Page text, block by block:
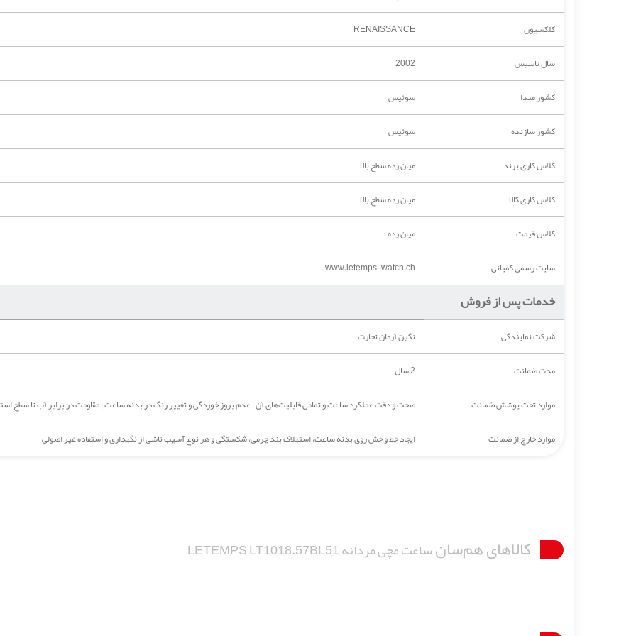
کلکسیون
RENAISSANCE
سال تاسیس
2002
کشور مبدا
سوئیس
کشور سازنده
سوئیس
کلاس کاری برند
میان رده سطح بالا
کلاس کاری کالا
میان رده سطح بالا
کلاس قیمت
میان رده
سایت رسمی کمپانی
www.letemps-watch.ch
خدمات پس از فروش
شرکت نمایندگی
نگین آرمان تجارت
مدت ضمانت
2 سال
موارد تحت پوشش ضمانت
صحت و دقت عملکرد ساعت و تمامی قابلیت‌های آن | عدم بروز خوردگی و تغییر رنگ در بدنه ساعت | مقاومت در برابر آب تا سطح
موارد خارج از ضمانت
ایجاد خط و خش روی بدنه ساعت، استهلاک بند چرمی، شکستگی و هر نوع آسیب ناشی از نگهداری و استفاده غیر اصولی
کالاهای هم‌سانساعت مچی مردانه LETEMPS LT1018.57BL51